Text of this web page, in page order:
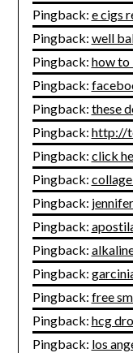
Pingback: e cigs
Pingback: well
Pingback: how to
Pingback:
Pingback: these
Pingback: http://
Pingback: click
Pingback:
Pingback:
Pingback:
Pingback:
Pingback:
Pingback: free
Pingback: hcg
Pingback: los